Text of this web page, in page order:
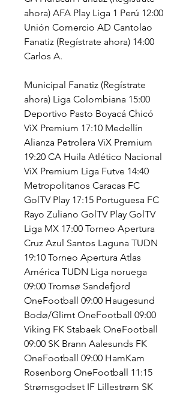
ahora) AFA Play Liga 1 Perú 12:00
Unión Comercio AD Cantolao
Fanatiz (Regístrate ahora) 14:00
Carlos A.
Municipal Fanatiz (Regístrate
ahora) Liga Colombiana 15:00
Deportivo Pasto Boyacá Chicó
ViX Premium 17:10 Medellín
Alianza Petrolera ViX Premium
19:20 CA Huila Atlético Nacional
ViX Premium Liga Futve 14:40
Metropolitanos Caracas FC
GolTV Play 17:15 Portuguesa FC
Rayo Zuliano GolTV Play GolTV
Liga MX 17:00 Torneo Apertura
Cruz Azul Santos Laguna TUDN
19:10 Torneo Apertura Atlas
América TUDN Liga noruega
09:00 Tromsø Sandefjord
OneFootball 09:00 Haugesund
Bodø/Glimt OneFootball 09:00
Viking FK Stabaek OneFootball
09:00 SK Brann Aalesunds FK
OneFootball 09:00 HamKam
Rosenborg OneFootball 11:15
Strømsgodset IF Lillestrøm SK